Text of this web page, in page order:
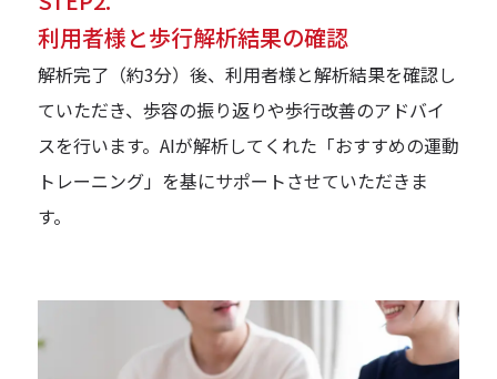
利用者様と歩行解析結果の確認
解析完了（約3分）後、利用者様と解析結果を確認し
ていただき、歩容の振り返りや歩行改善のアドバイ
スを行います。AIが解析してくれた「おすすめの運動
トレーニング」を基にサポートさせていただきま
す。